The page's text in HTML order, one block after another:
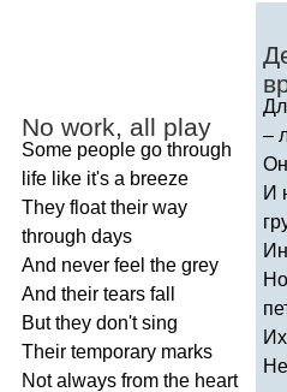
No work, all play
Some people go through
life like it's a breeze
They float their way
through days
And never feel the grey
And their tears fall
But they don't sing
Their temporary marks
Not always from the heart
–
И